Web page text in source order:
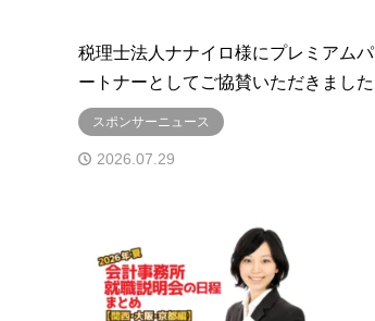
税理士法人ナナイロ様にプレミアムパ
ートナーとしてご協賛いただきました
スポンサーニュース
2026.07.29